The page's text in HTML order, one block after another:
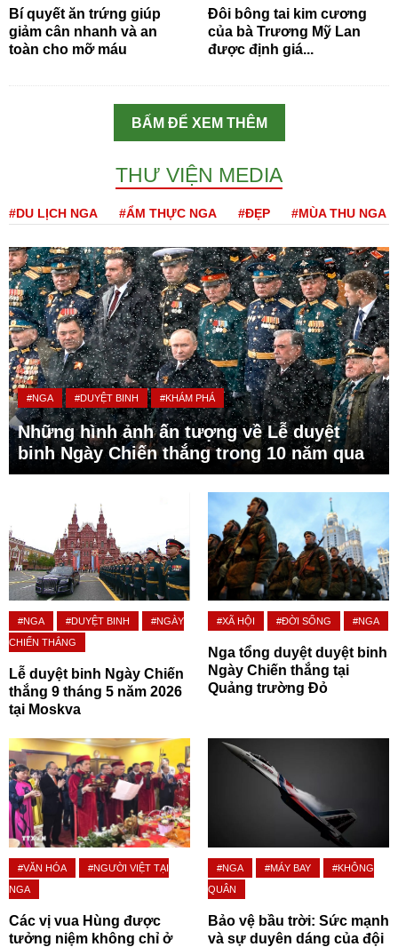
Bí quyết ăn trứng giúp
giảm cân nhanh và an
toàn cho mỡ máu
Đôi bông tai kim cương
của bà Trương Mỹ Lan
được định giá...
BẤM ĐỂ XEM THÊM
THƯ VIỆN MEDIA
#DU LỊCH NGA #ẨM THỰC NGA #ĐẸP #MÙA THU NGA
#NGA #DUYỆT BINH #KHÁM PHÁ
Những hình ảnh ấn tượng về Lễ duyệt
binh Ngày Chiến thắng trong 10 năm qua
#NGA #DUYỆT BINH
#NGÀY
CHIẾN THẮNG
Lễ duyệt binh Ngày Chiến
thắng 9 tháng 5 năm 2026
tại Moskva
#XÃ HỘI #ĐỜI SỐNG #NGA
Nga tổng duyệt duyệt binh
Ngày Chiến thắng tại
Quảng trường Đỏ
#VĂN HÓA
#NGƯỜI VIỆT TẠI
NGA
Các vị vua Hùng được
tưởng niệm không chỉ ở
#NGA #MÁY BAY
#KHÔNG
QUÂN
Bảo vệ bầu trời: Sức mạnh
và sự duyên dáng của đội